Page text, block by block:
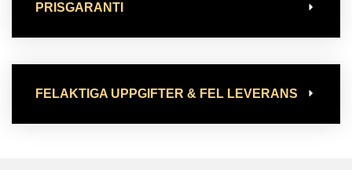
PRISGARANTI
FELAKTIGA UPPGIFTER & FEL LEVERANS